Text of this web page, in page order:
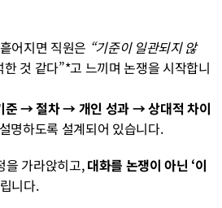
흩어지면 직원은
“기준이 일관되지 않
것 같다”*고 느끼며 논쟁을 시작합니
준 → 절차 → 개인 성과 → 상대적 차이
명하도록 설계되어 있습니다.
을 가라앉히고,
대화를 논쟁이 아닌 ‘이
니다.